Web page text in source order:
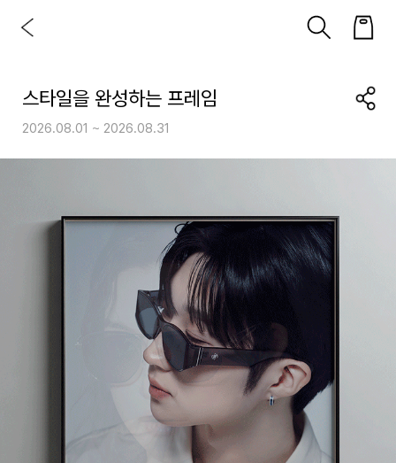
스타일을 완성하는 프레임
2026.08.01 ~ 2026.08.31